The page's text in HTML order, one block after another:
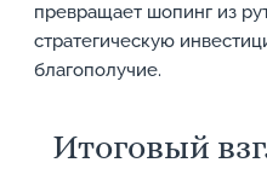
превращает шопинг из
стратегическую
благополучие.
Итоговый